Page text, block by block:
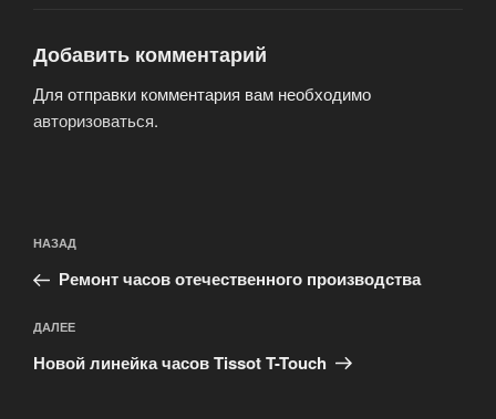
Добавить комментарий
Для отправки комментария вам необходимо
авторизоваться.
по
записям
Предыдущая
запись:
НАЗАД
Ремонт часов отечественного производства
Следующая
запись
ДАЛЕЕ
Новой линейка часов Tissot T-Touch